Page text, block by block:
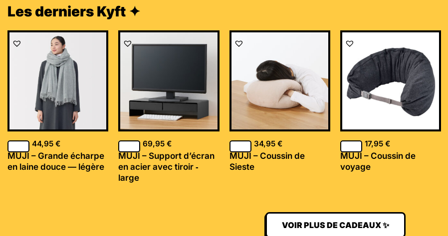
Les derniers Kyft ✦
44,95 €
MUJI – Grande écharpe
en laine douce — légère
69,95€
MUJI – Support d’écran
en acier avec tiroir ‐
large
34,95 €
MUJI – Coussin de
Sieste
17,95 €
MUJI – Coussin de
voyage
VOIR PLUS DE CADEAUX ✨